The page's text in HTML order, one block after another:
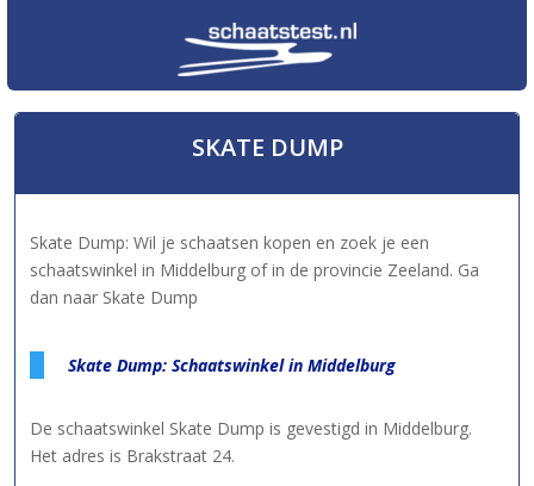
SKATE DUMP
Skate Dump: Wil je schaatsen kopen en zoek je een
schaatswinkel in Middelburg of in de provincie Zeeland. Ga
dan naar Skate Dump
Skate Dump: Schaatswinkel in Middelburg
De schaatswinkel Skate Dump is gevestigd in Middelburg.
Het adres is Brakstraat 24.